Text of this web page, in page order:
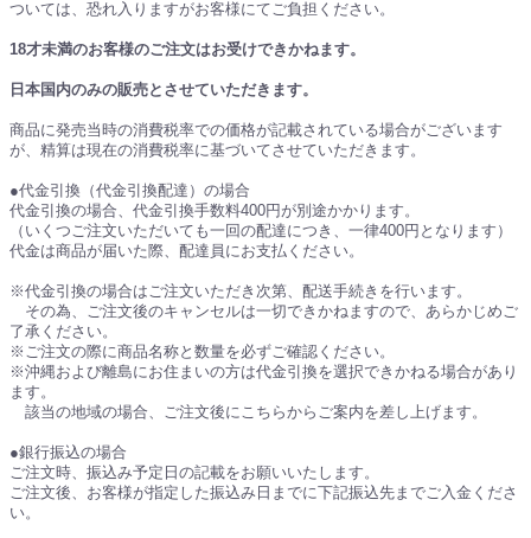
ついては、恐れ入りますがお客様にてご負担ください。
18才未満のお客様のご注文はお受けできかねます。
日本国内のみの販売とさせていただきます。
商品に発売当時の消費税率での価格が記載されている場合がございます
が、精算は現在の消費税率に基づいてさせていただきます。
●代金引換（代金引換配達）の場合
代金引換の場合、代金引換手数料400円が別途かかります。
（いくつご注文いただいても一回の配達につき、一律400円となります）
代金は商品が届いた際、配達員にお支払ください。
※代金引換の場合はご注文いただき次第、配送手続きを行います。
その為、ご注文後のキャンセルは一切できかねますので、あらかじめご
了承ください。
※ご注文の際に商品名称と数量を必ずご確認ください。
※沖縄および離島にお住まいの方は代金引換を選択できかねる場合があり
ます。
該当の地域の場合、ご注文後にこちらからご案内を差し上げます。
●銀行振込の場合
ご注文時、振込み予定日の記載をお願いいたします。
ご注文後、お客様が指定した振込み日までに下記振込先までご入金くださ
い。